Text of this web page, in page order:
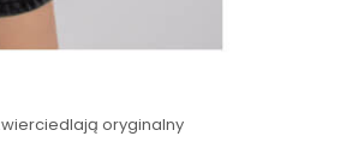
oryginalny